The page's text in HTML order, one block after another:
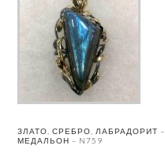
ЗЛАТО, СРЕБРО, ЛАБРАДОРИТ –
МЕДАЛЬОН – N759